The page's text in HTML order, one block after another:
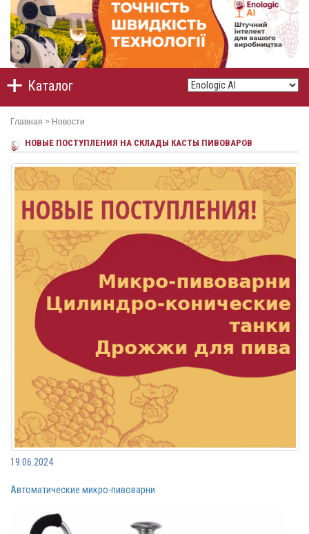
Каталог
Главная > Новости
НОВЫЕ ПОСТУПЛЕНИЯ НА СКЛАДЫ КАСТЫ ПИВОВАРОВ
19.06.2024
Автоматические микро-пивоварни